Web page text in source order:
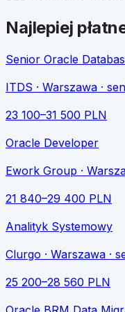
Najlepiej
Senior Oracle
ITDS · Warszawa ·
23 100–31 500 PLN
Oracle Developer
Ework Group ·
21 840–29 400 PLN
Analityk Systemowy
Clurgo · Warszawa ·
25 200–28 560 PLN